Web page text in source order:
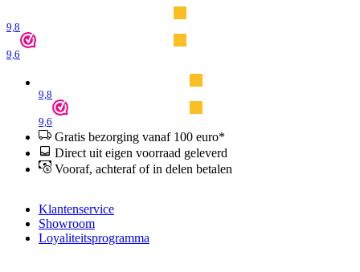
9,8
9,6
9,8
9,6
Gratis bezorging vanaf 100 euro*
Direct uit eigen voorraad geleverd
Vooraf, achteraf of in delen betalen
Klantenservice
Showroom
Loyaliteitsprogramma